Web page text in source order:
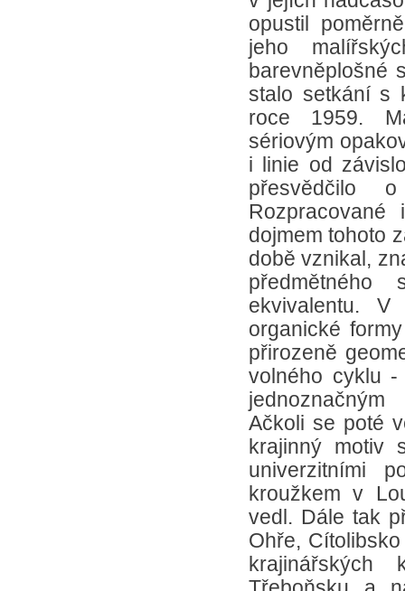
opustil
jeho
barevněplošné
stalo setkání s
roce 1959.
sériovým
i linie od
přesvědčilo
dojmem tohoto
době vznikal,
ekvivalentu.
organické
přirozeně
volného cyklu
Ačkoli se poté
krajinný motiv
univerzitními
kroužkem v
vedl. Dále tak
Ohře,